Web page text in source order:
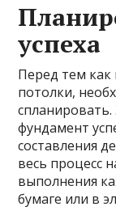
успеха
Перед тем как
потолки,
фундамент
составления
весь процесс
выполнения
бумаге или в